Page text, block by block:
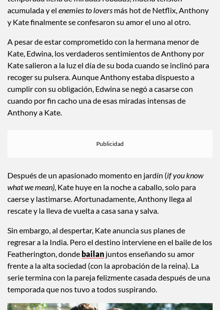
acumulada y el enemies to lovers más hot de Netflix, Anthony
y Kate finalmente se confesaron su amor el uno al otro.
A pesar de estar comprometido con la hermana menor de
Kate, Edwina, los verdaderos sentimientos de Anthony por
Kate salieron a la luz el día de su boda cuando se inclinó para
recoger su pulsera. Aunque Anthony estaba dispuesto a
cumplir con su obligación, Edwina se negó a casarse con
cuando por fin cacho una de esas miradas intensas de
Anthony a Kate.
Después de un apasionado momento en jardín (if you know
what we mean), Kate huye en la noche a caballo, solo para
caerse y lastimarse. Afortunadamente, Anthony llega al
rescate y la lleva de vuelta a casa sana y salva.
Sin embargo, al despertar, Kate anuncia sus planes de
regresar a la India. Pero el destino interviene en el baile de los
Featherington, donde bailan juntos enseñando su amor
frente a la alta sociedad (con la aprobación de la reina). La
serie termina con la pareja felizmente casada después de una
temporada que nos tuvo a todos suspirando.